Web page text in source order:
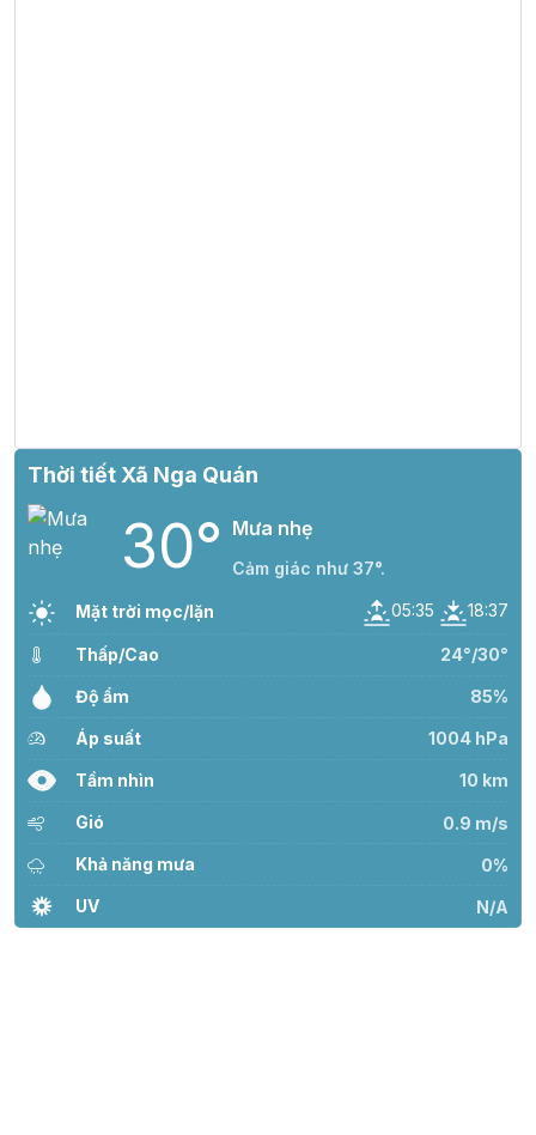
Thời tiết Xã Nga Quán
30° Mưa nhẹ
Cảm giác như 37°.
Mặt trời mọc/lặn 05:35 18:37
Thấp/Cao 24°/30°
Độ ẩm 85%
Áp suất 1004 hPa
Tầm nhìn 10 km
Gió 0.9 m/s
Khả năng mưa 0%
UV N/A